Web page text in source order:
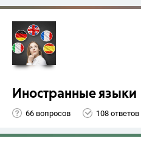
Иностранные языки
66 вопросов 108 ответов